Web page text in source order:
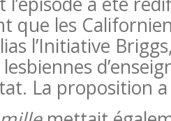
que les
l’Initiative
La proposition